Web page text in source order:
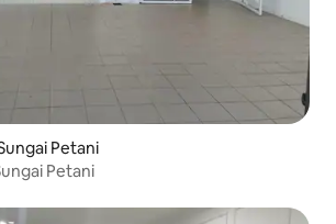
Petani
Petani